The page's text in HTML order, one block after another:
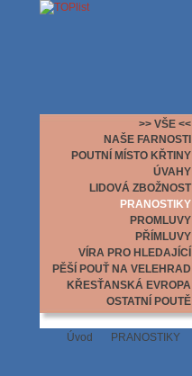
>> VŠE <<
NAŠE FARNOSTI
POUTNÍ MÍSTO KŘTINY
ÚVAHY
LIDOVÁ ZBOŽNOST
PRANOSTIKY
PROMLUVY
PŘÍMLUVY
VÍRA PRO HLEDAJÍCÍ
PĚŠÍ POUŤ NA VELEHRAD
KŘESŤANSKÁ EVROPA
OSTATNÍ POUTĚ
Úvod PRANOSTIKY